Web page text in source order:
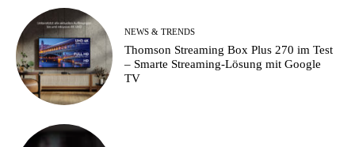
NEWS & TRENDS
Thomson Streaming Box Plus 270 im Test
– Smarte Streaming-Lösung mit Google
TV